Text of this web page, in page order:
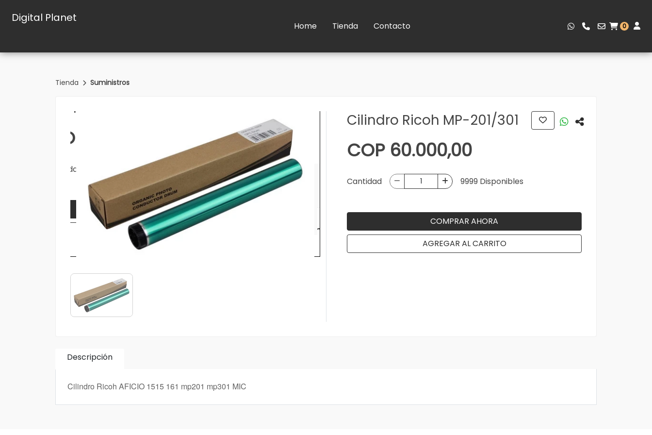
Digital Planet
Home Tienda Contacto 0
Tienda Suministros
Cilindro Ricoh MP-201/301
COP 60.000,00
Cantidad 9999 Disponibles
COMPRAR AHORA
AGREGAR AL CARRITO
Descripción
Cilindro Ricoh AFICIO 1515 161 mp201 mp301 MIC